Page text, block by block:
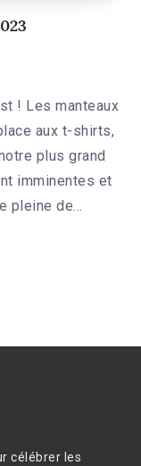
! Les manteaux
aux t-shirts,
plus grand
imminentes et
pleine de…
célébrer les